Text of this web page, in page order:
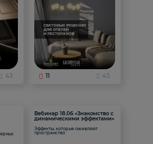
43 11 45
Вебинар 18.06 «Знакомство с
динамическими эффектами»
Эффекты, которые оживляют
пространство